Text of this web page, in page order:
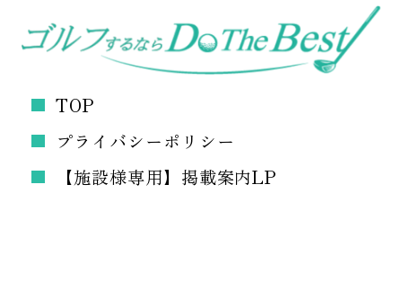
TOP
プライバシーポリシー
【施設様専用】掲載案内LP